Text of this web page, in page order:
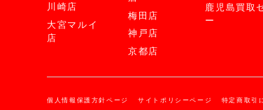
川崎店
大宮マルイ
店
梅田店
神戸店
京都店
鹿児島買取
ー
個人情報保護方針ページ サイトポリシーページ 特定商取引